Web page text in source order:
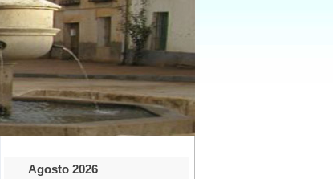
Agosto 2026